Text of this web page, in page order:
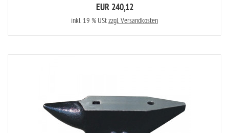
EUR 240,12
inkl. 19 % UStzzgl. Versandkosten